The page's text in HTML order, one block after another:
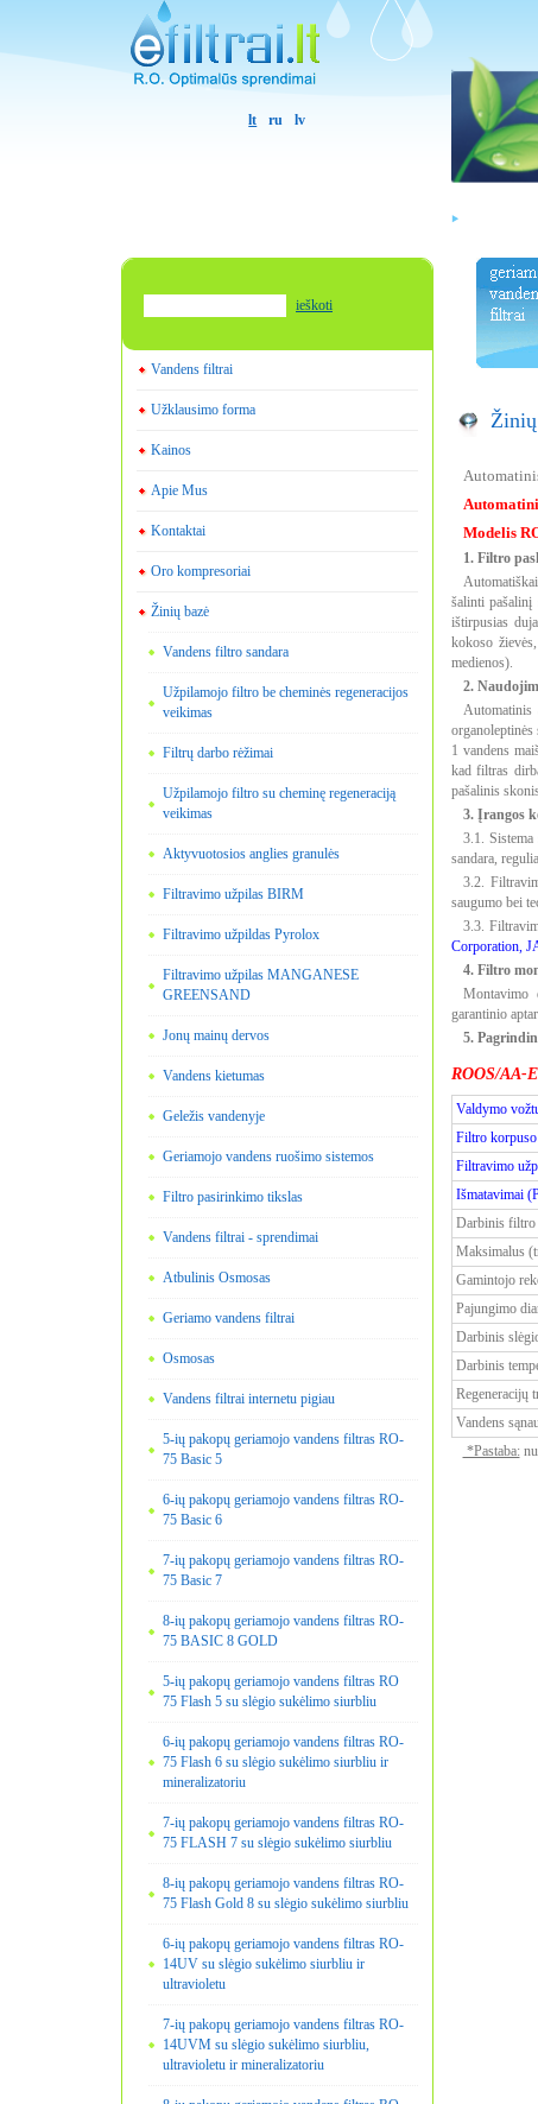
lt ru lv
ieškoti
Vandens filtrai
Užklausimo forma
Kainos
Apie Mus
Kontaktai
Oro kompresoriai
Žinių bazė
Vandens filtro sandara
Užpilamojo filtro be cheminės regeneracijos
veikimas
Filtrų darbo rėžimai
Užpilamojo filtro su cheminę regeneraciją
veikimas
Aktyvuotosios anglies granulės
Filtravimo užpilas BIRM
Filtravimo užpildas Pyrolox
Filtravimo užpilas MANGANESE
GREENSAND
Jonų mainų dervos
Vandens kietumas
Geležis vandenyje
Geriamojo vandens ruošimo sistemos
Filtro pasirinkimo tikslas
Vandens filtrai - sprendimai
Atbulinis Osmosas
Geriamo vandens filtrai
Osmosas
Vandens filtrai internetu pigiau
5-ių pakopų geriamojo vandens filtras RO-
75 Basic 5
6-ių pakopų geriamojo vandens filtras RO-
75 Basic 6
7-ių pakopų geriamojo vandens filtras RO-
75 Basic 7
8-ių pakopų geriamojo vandens filtras RO-
75 BASIC 8 GOLD
5-ių pakopų geriamojo vandens filtras RO
75 Flash 5 su slėgio sukėlimo siurbliu
6-ių pakopų geriamojo vandens filtras RO-
75 Flash 6 su slėgio sukėlimo siurbliu ir
mineralizatoriu
7-ių pakopų geriamojo vandens filtras RO-
75 FLASH 7 su slėgio sukėlimo siurbliu
8-ių pakopų geriamojo vandens filtras RO-
75 Flash Gold 8 su slėgio sukėlimo siurbliu
6-ių pakopų geriamojo vandens filtras RO-
14UV su slėgio sukėlimo siurbliu ir
ultravioletu
7-ių pakopų geriamojo vandens filtras RO-
14UVM su slėgio sukėlimo siurbliu,
ultravioletu ir mineralizatoriu
Žinių
Modelis
1. Filtro
šalinti pašalinį
ištirpusias
kokoso
medienos).
2.
1 vandens
kad filtras
pašalinis
3. Įrangos
3.1.
sandara,
3.2.
saugumo bei
3.3.
Corporation,
4. Filtro
Montavimo
garantinio
5.
ROOS/AA-
Valdymo
Filtro
Filtravimo
Išmatavimai
Darbinis filtro
Maksimalus
Gamintojo
Pajungimo
Darbinis
Darbinis
Regeneracijų
Vandens
*Pastaba: